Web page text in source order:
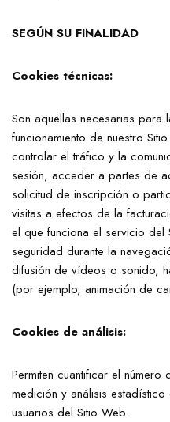
SEGÚN SU FINALIDAD
Cookies técnicas:
Son aquellas necesarias para
funcionamiento de nuestro
controlar el tráfico y la
sesión, acceder a partes de
solicitud de inscripción o
visitas a efectos de la
el que funciona el servicio del
seguridad durante la
difusión de vídeos o sonido,
(por ejemplo, animación de
Cookies de análisis:
Permiten cuantificar el
medición y análisis
usuarios del Sitio Web.